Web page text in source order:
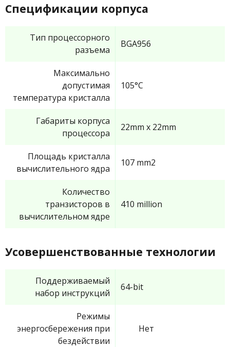
Спецификации корпуса
Тип процессорного
разъема
BGA956
Максимально
допустимая
температура кристалла
105°C
Габариты корпуса
процессора
22mm x 22mm
Площадь кристалла
вычислительного ядра
107 mm2
Количество
транзисторов в
вычислительном ядре
410 million
Усовершенствованные технологии
Поддерживаемый
набор инструкций
64-bit
Режимы
энергосбережения при
бездействии
Нет